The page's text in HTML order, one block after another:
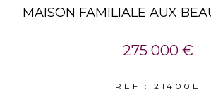
MAISON FAMILIALE AUX
275 000 €
REF : 21400E